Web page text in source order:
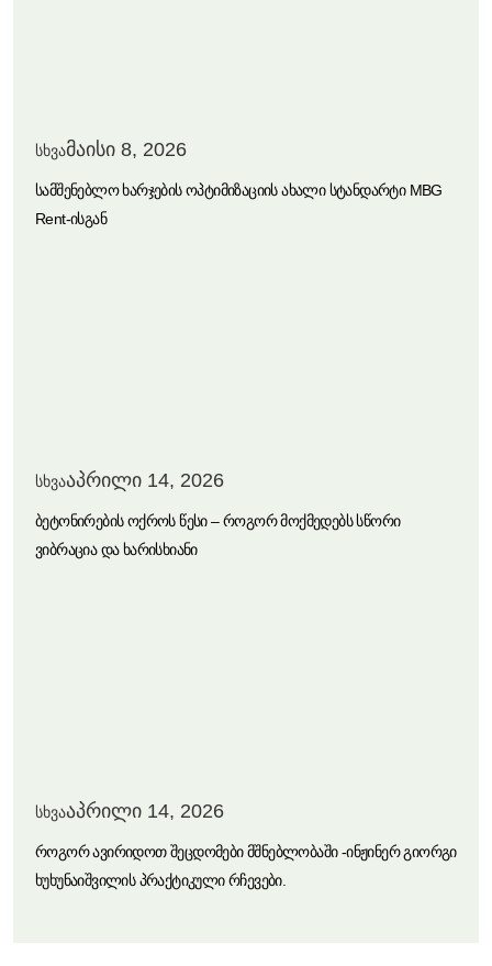
სხვამაისი 8, 2026
Სამშენებლო Ხარჯების Ოპტიმიზაციის Ახალი Სტანდარტი MBG
Rent-Ისგან
სხვააპრილი 14, 2026
Ბეტონირების Ოქროს Წესი – Როგორ Მოქმედებს Სწორი
Ვიბრაცია Და Ხარისხიანი
სხვააპრილი 14, 2026
Როგორ Ავირიდოთ Შეცდომები Მშნებლობაში -ინჟინერ Გიორგი
Ხუხუნაიშვილის Პრაქტიკული Რჩევები.